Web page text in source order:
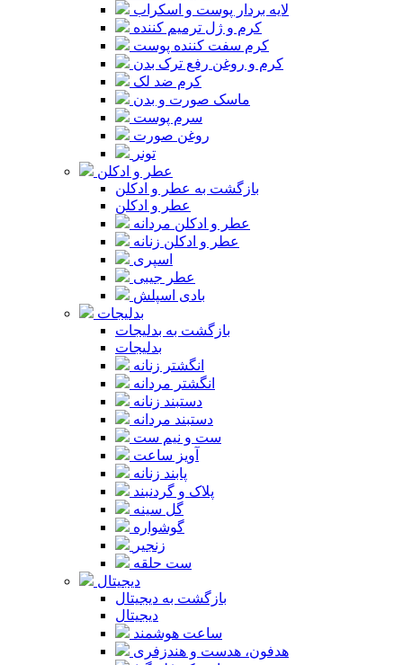
لایه بردار پوست و اسکراب
کرم و ژل ترمیم کننده
کرم سفت کننده پوست
کرم و روغن رفع ترک بدن
کرم ضد لک
ماسک صورت و بدن
سرم پوست
روغن صورت
تونر
عطر و ادکلن
بازگشت به عطر و ادکلن
عطر و ادکلن
عطر و ادکلن مردانه
عطر و ادکلن زنانه
اسپری
عطر جیبی
بادی اسپلش
بدلیجات
بازگشت به بدلیجات
بدلیجات
انگشتر زنانه
انگشتر مردانه
دستبند زنانه
دستبند مردانه
ست و نیم ست
آویز ساعت
پابند زنانه
پلاک و گردنبند
گل سینه
گوشواره
زنجیر
ست حلقه
دیجیتال
بازگشت به دیجیتال
دیجیتال
ساعت هوشمند
هدفون، هدست و هندزفری